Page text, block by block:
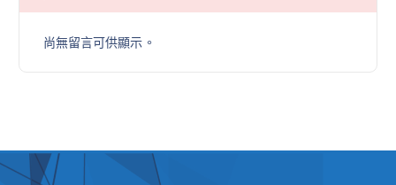
尚無留言可供顯示。